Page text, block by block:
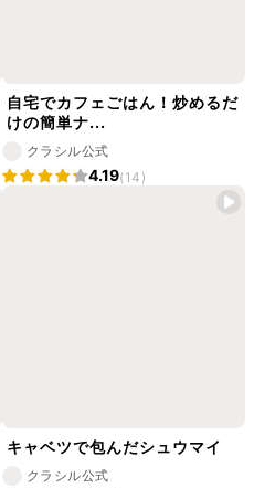
自宅でカフェごはん！炒めるだ
けの簡単ナ...
クラシル公式
4.19(14)
キャベツで包んだシュウマイ
クラシル公式